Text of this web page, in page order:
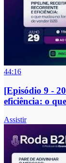
44:16
[Episódio 9 -
eficiência: o
Assistir